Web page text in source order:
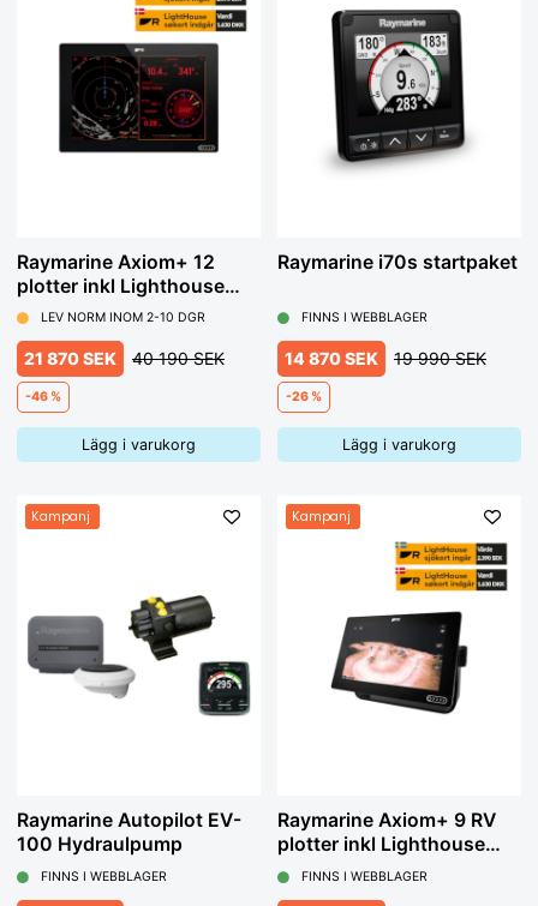
Raymarine Axiom+ 12
plotter inkl Lighthouse
sjökort
LEV NORM INOM 2-10 DGR
21 870 SEK 40 190 SEK
-46 %
Lägg i varukorg
Raymarine i70s startpaket
FINNS I WEBBLAGER
14 870 SEK 19 990 SEK
-26 %
Lägg i varukorg
Kampanj
Raymarine Autopilot EV-
100 Hydraulpump
FINNS I WEBBLAGER
Kampanj
Raymarine Axiom+ 9 RV
plotter inkl Lighthouse
sjökort
FINNS I WEBBLAGER